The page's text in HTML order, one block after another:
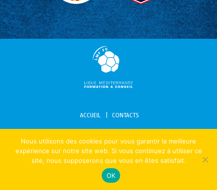
ACCUEIL CONTACTS
Nous utilisons des cookies pour vous garantir la meilleure
expérience sur notre site web. Si vous continuez à utiliser ce
site, nous supposerons que vous en êtes satisfait.
OK